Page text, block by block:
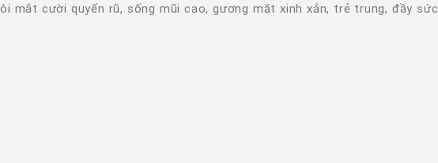
mắt cười quyến rũ, sống mũi cao, gương mặt xinh xắn, trẻ trung, đầy sức